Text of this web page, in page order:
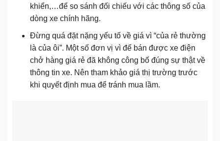
khiển,…để so sánh đối chiếu với các thông số của
dòng xe chính hãng.
Đừng quá đặt nặng yếu tố về giá vì “của rẻ thường
là của ôi”. Một số đơn vị vì để bán được xe điện
chở hàng giá rẻ đã không công bố đúng sự thật về
thông tin xe. Nên tham khảo giá thị trường trước
khi quyết định mua để tránh mua lầm.